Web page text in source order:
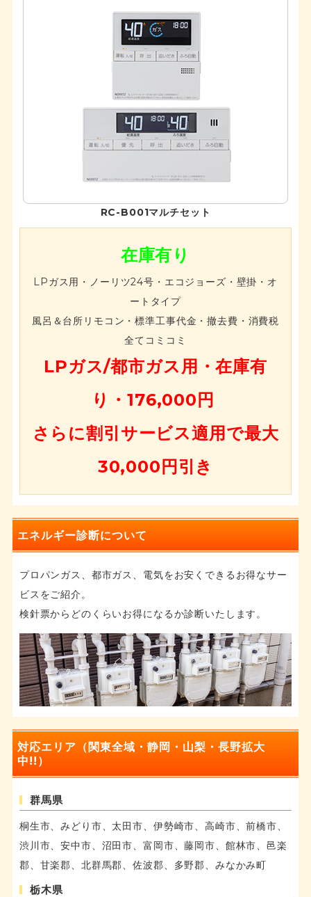
RC-B001マルチセット
在庫有り
LPガス用・ノーリツ24号・エコジョーズ・壁掛・オ
ートタイプ
風呂＆台所リモコン・標準工事代金・撤去費・消費税
全てコミコミ
LPガス/都市ガス用・在庫有
り・176,000円
さらに割引サービス適用で最大
30,000円引き
エネルギー診断について
プロパンガス、都市ガス、電気をお安くできるお得なサー
ビスをご紹介。
検針票からどのくらいお得になるか診断いたします。
対応エリア（関東全域・静岡・山梨・長野拡大
中!!）
群馬県
桐生市、みどり市、太田市、伊勢崎市、高崎市、前橋市、
渋川市、安中市、沼田市、富岡市、藤岡市、館林市、邑楽
郡、甘楽郡、北群馬郡、佐波郡、多野郡、みなかみ町
栃木県